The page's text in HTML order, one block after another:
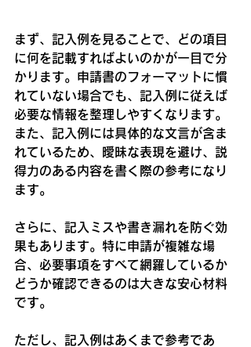
まず、記入例を見ることで、どの項目
に何を記載すればよいのかが一目で分
かります。申請書のフォーマットに慣
れていない場合でも、記入例に従えば
必要な情報を整理しやすくなります。
また、記入例には具体的な文言が含ま
れているため、曖昧な表現を避け、説
得力のある内容を書く際の参考になり
ます。
さらに、記入ミスや書き漏れを防ぐ効
果もあります。特に申請が複雑な場
合、必要事項をすべて網羅しているか
どうか確認できるのは大きな安心材料
です。
ただし、記入例はあくまで参考であ